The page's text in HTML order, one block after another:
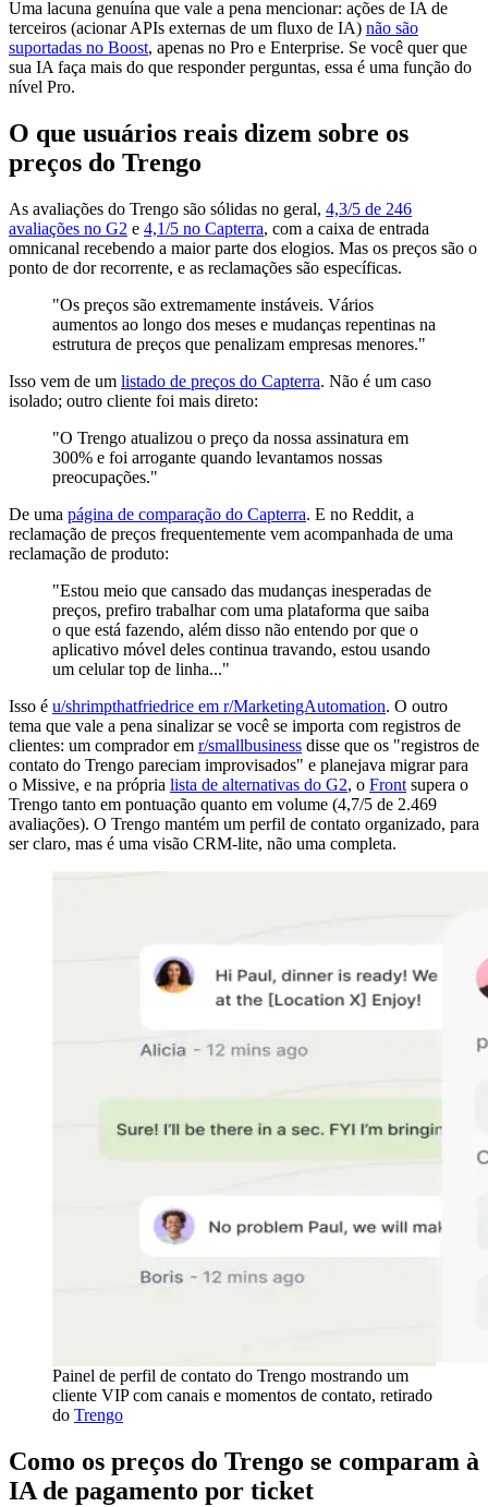
Uma lacuna genuína que vale a pena mencionar: ações de IA de
terceiros (acionar APIs externas de um fluxo de IA) não são
suportadas no Boost, apenas no Pro e Enterprise. Se você quer que
sua IA faça mais do que responder perguntas, essa é uma função do
nível Pro.
O que usuários reais dizem sobre os
preços do Trengo
As avaliações do Trengo são sólidas no geral, 4,3/5 de 246
avaliações no G2 e 4,1/5 no Capterra, com a caixa de entrada
omnicanal recebendo a maior parte dos elogios. Mas os preços são o
ponto de dor recorrente, e as reclamações são específicas.
"Os preços são extremamente instáveis. Vários
aumentos ao longo dos meses e mudanças repentinas na
estrutura de preços que penalizam empresas menores."
Isso vem de um listado de preços do Capterra. Não é um caso
isolado; outro cliente foi mais direto:
"O Trengo atualizou o preço da nossa assinatura em
300% e foi arrogante quando levantamos nossas
preocupações."
De uma página de comparação do Capterra. E no Reddit, a
reclamação de preços frequentemente vem acompanhada de uma
reclamação de produto:
"Estou meio que cansado das mudanças inesperadas de
preços, prefiro trabalhar com uma plataforma que saiba
o que está fazendo, além disso não entendo por que o
aplicativo móvel deles continua travando, estou usando
um celular top de linha..."
Isso é u/shrimpthatfriedrice em r/MarketingAutomation. O outro
tema que vale a pena sinalizar se você se importa com registros de
clientes: um comprador em r/smallbusiness disse que os "registros de
contato do Trengo pareciam improvisados" e planejava migrar para
o Missive, e na própria lista de alternativas do G2, o Front supera o
Trengo tanto em pontuação quanto em volume (4,7/5 de 2.469
avaliações). O Trengo mantém um perfil de contato organizado, para
ser claro, mas é uma visão CRM-lite, não uma completa.
Painel de perfil de contato do Trengo mostrando um
cliente VIP com canais e momentos de contato, retirado
do Trengo
Como os preços do Trengo se comparam à
IA de pagamento por ticket